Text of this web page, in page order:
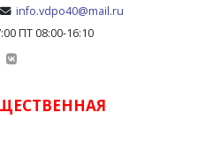
info.vdpo40@mail.ru
ПТ 08:00-16:10